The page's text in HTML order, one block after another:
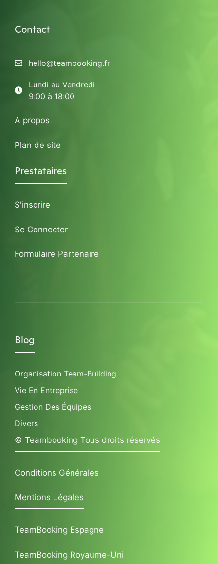
Contact
hello@teambooking.fr
Lundi au Vendredi
9:00 à 18:00
A propos
Plan de site
Prestataires
S'inscrire
Se Connecter
Formulaire Partenaire
Blog
Organisation Team-Building
Vie En Entreprise
Gestion Des Équipes
Divers
© Teambooking Tous droits réservés
Conditions Générales
Mentions Légales
TeamBooking Espagne
TeamBooking Royaume-Uni